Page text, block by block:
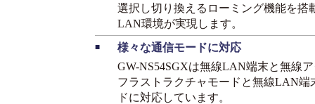
選択し切り換えるローミング機能を搭
LAN環境が実現します。
■
様々な通信モードに対応
GW-NS54SGXは無線LAN端末と無線
フラストラクチャモードと無線LAN
ドに対応しています。